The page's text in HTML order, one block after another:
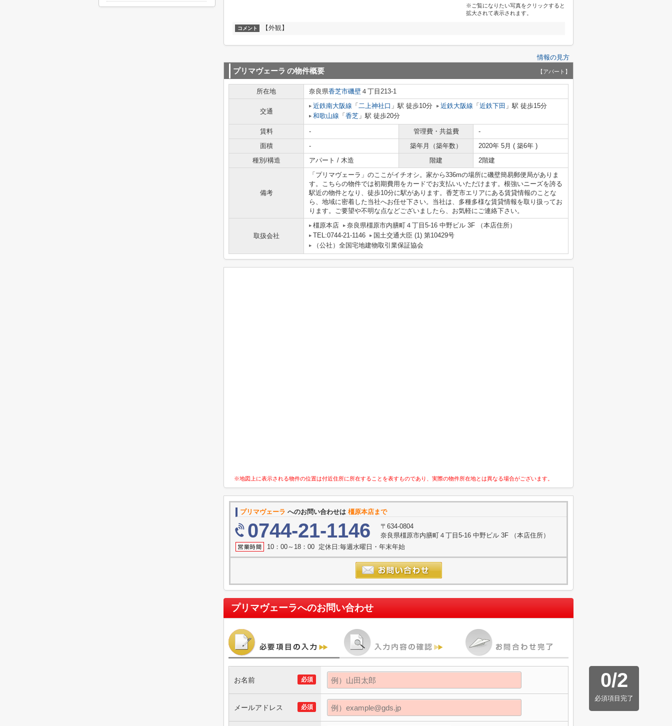
※ご覧になりたい写真をクリックすると
拡大されて表示されます。
コメント 【外観】
情報の見方
プリマヴェーラ の物件概要 【アパート】
所在地 奈良県香芝市磯壁 ４丁目213-1
交通
近鉄南大阪線 「 二上神社口 」駅 徒歩10分 近鉄大阪線 「 近鉄下田 」駅 徒歩15分
和歌山線 「 香芝 」駅 徒歩20分
賃料 - 管理費・共益費
-
面積
- 築年月（築年数）
2020年 5月 ( 築6年 )
種別/構造
アパート / 木造 階建 2階建
備考
「プリマヴェーラ」のここがイチオシ。家から336mの場所に磯壁簡易郵便局がありま
す。こちらの物件では初期費用をカードでお支払いいただけます。根強いニーズを誇る
駅近の物件となり、徒歩10分に駅があります。香芝市エリアにある賃貸情報のことな
ら、地域に密着した当社へお任せ下さい。当社は、多種多様な賃貸情報を取り扱ってお
ります。ご要望や不明な点などございましたら、お気軽にご連絡下さい。
取扱会社
橿原本店
奈良県橿原市内膳町４丁目5-16 中野ビル 3F （本店住所）
TEL:0744-21-1146
国土交通大臣 (1) 第10429号
（公社）全国宅地建物取引業保証協会
※地図上に表示される物件の位置は付近住所に所在することを表すものであり、実際の物件所在地とは異なる場合がございます。
プリマヴェーラ へのお問い合わせは 橿原本店まで
0744-21-1146
〒634-0804
奈良県橿原市内膳町４丁目5-16 中野ビル 3F （本店住所）
10：00～18：00 定休日:毎週水曜日・年末年始
プリマヴェーラへのお問い合わせ
0/2
必須項目完了
必須
お名前
必須
メールアドレス